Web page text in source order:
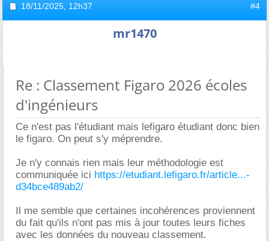
18/11/2025, 12h37 #4
mr1470
Re : Classement Figaro 2026 écoles
d'ingénieurs
Ce n'est pas l'étudiant mais lefigaro étudiant donc bien
le figaro. On peut s'y méprendre.
Je n'y connais rien mais leur méthodologie est
communiquée ici https://etudiant.lefigaro.fr/article...-
d34bce489ab2/
Il me semble que certaines incohérences proviennent
du fait qu'ils n'ont pas mis à jour toutes leurs fiches
avec les données du nouveau classement.